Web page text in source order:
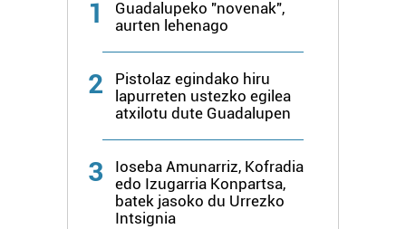
1
Guadalupeko "novenak",
aurten lehenago
2
Pistolaz egindako hiru
lapurreten ustezko egilea
atxilotu dute Guadalupen
3
Ioseba Amunarriz, Kofradia
edo Izugarria Konpartsa,
batek jasoko du Urrezko
Intsignia